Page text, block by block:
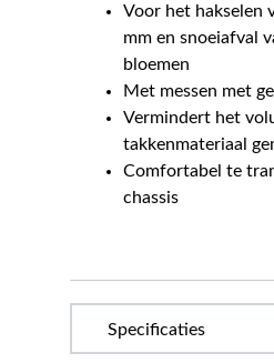
Voor het hakselen
mm en snoeiafval
bloemen
Met messen met
Vermindert het
takkenmateriaal
Comfortabel te
chassis